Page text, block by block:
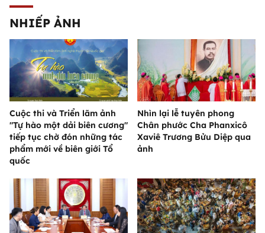
NHIẾP ẢNH
Cuộc thi và Triển lãm ảnh
"Tự hào một dải biên cương"
tiếp tục chờ đón những tác
phẩm mới về biên giới Tổ
quốc
Nhìn lại lễ tuyên phong
Chân phước Cha Phanxicô
Xaviê Trương Bửu Diệp qua
ảnh